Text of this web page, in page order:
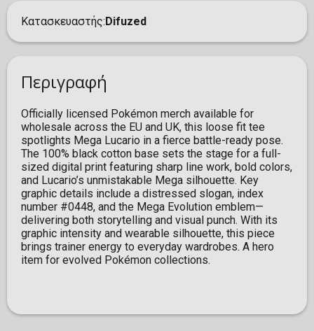
Κατασκευαστής Difuzed
Περιγραφή
Officially licensed Pokémon merch available for
wholesale across the EU and UK, this loose fit tee
spotlights Mega Lucario in a fierce battle-ready pose.
The 100% black cotton base sets the stage for a full-
sized digital print featuring sharp line work, bold colors,
and Lucario’s unmistakable Mega silhouette. Key
graphic details include a distressed slogan, index
number #0448, and the Mega Evolution emblem—
delivering both storytelling and visual punch. With its
graphic intensity and wearable silhouette, this piece
brings trainer energy to everyday wardrobes. A hero
item for evolved Pokémon collections.